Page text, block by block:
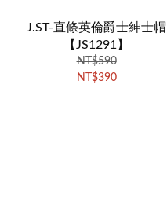
J.ST-直條英倫爵士紳士帽
【JS1291】
NT$590
NT$390